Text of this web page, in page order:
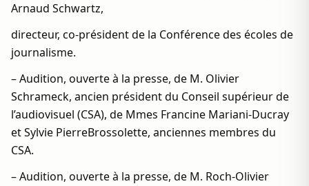
Arnaud Schwartz,
directeur, co-président de la Conférence des écoles de
journalisme.
– Audition, ouverte à la presse, de M. Olivier
Schrameck, ancien président du Conseil supérieur de
l’audiovisuel (CSA), de Mmes Francine Mariani-Ducray
et Sylvie PierreBrossolette, anciennes membres du
CSA.
– Audition, ouverte à la presse, de M. Roch-Olivier